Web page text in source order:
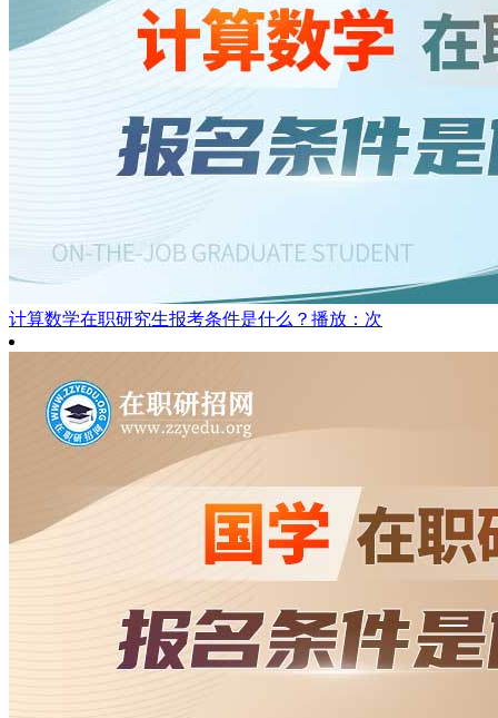
计算数学在职研究生报考条件是什么？ 播放：次